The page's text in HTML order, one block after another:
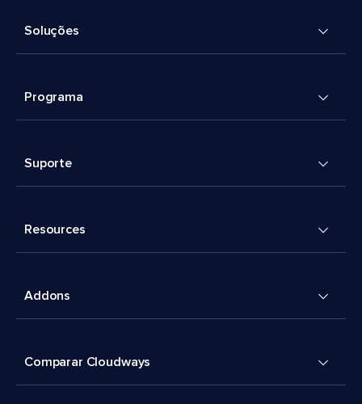
Soluções
Programa
Suporte
Resources
Addons
Comparar Cloudways